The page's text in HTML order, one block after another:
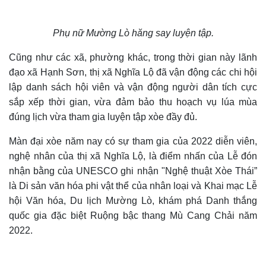
Phụ nữ Mường Lò hăng say luyện tập.
Cũng như các xã, phường khác, trong thời gian này lãnh
đạo xã Hạnh Sơn, thị xã Nghĩa Lộ đã vận động các chi hội
lập danh sách hội viên và vận động người dân tích cực
sắp xếp thời gian, vừa đảm bảo thu hoạch vụ lúa mùa
đúng lịch vừa tham gia luyện tập xòe đầy đủ.
Màn đại xòe năm nay có sự tham gia của 2022 diễn viên,
nghệ nhân của thị xã Nghĩa Lộ, là điểm nhấn của Lễ đón
nhận bằng của UNESCO ghi nhận "Nghệ thuật Xòe Thái”
là Di sản văn hóa phi vật thể của nhân loại và Khai mạc Lễ
hội Văn hóa, Du lịch Mường Lò, khám phá Danh thắng
quốc gia đặc biệt Ruộng bậc thang Mù Cang Chải năm
2022.